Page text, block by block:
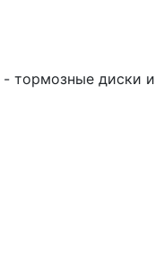
тормозные диски и